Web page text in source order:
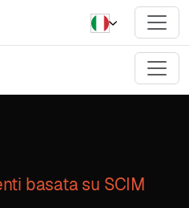
basata su SCIM